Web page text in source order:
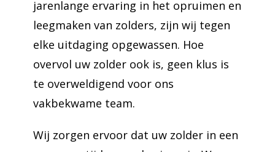
jarenlange ervaring in het opruimen en
leegmaken van zolders, zijn wij tegen
elke uitdaging opgewassen. Hoe
overvol uw zolder ook is, geen klus is
te overweldigend voor ons
vakbekwame team.
Wij zorgen ervoor dat uw zolder in een